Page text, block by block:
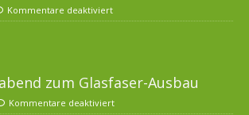
Kommentare deaktiviert
zum Glasfaser-Ausbau
Kommentare deaktiviert